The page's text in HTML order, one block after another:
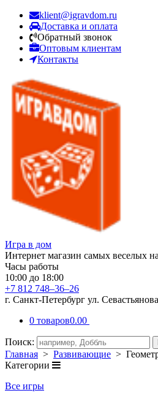
klient@igravdom.ru
Доставка и оплата
Обратный звонок
Оптовым клиентам
Контакты
Игра в дом
Интернет магазин самых веселых
Часы работы
10:00 до 18:00
+7 812 748–36–26
г. Санкт-Петербург ул.
0 товаров0.00
Поиск:
Главная > Развивающие >
Категории
Все игры